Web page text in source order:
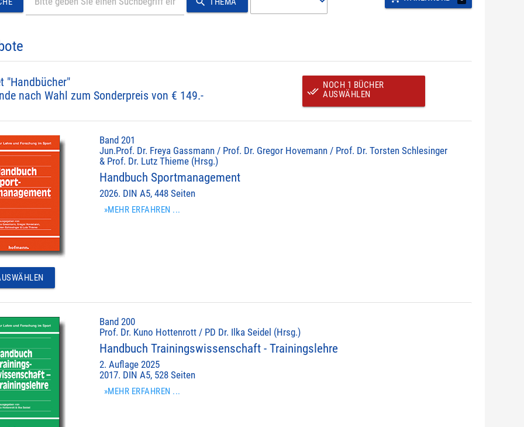
"Handbücher"
nach Wahl zum Sonderpreis von € 149.-
done_all
NOCH 1 BÜCHER
AUSWÄHLEN
Band 201
Jun.Prof. Dr. Freya Gassmann / Prof. Dr. Gregor Hovemann / Prof. Dr. Torsten Schlesinger
& Prof. Dr. Lutz Thieme (Hrsg.)
Handbuch Sportmanagement
2026. DIN A5, 448 Seiten
»MEHR ERFAHREN ...
Band 200
Prof. Dr. Kuno Hottenrott / PD Dr. Ilka Seidel (Hrsg.)
Handbuch Trainingswissenschaft - Trainingslehre
2. Auflage 2025
2017. DIN A5, 528 Seiten
»MEHR ERFAHREN ...